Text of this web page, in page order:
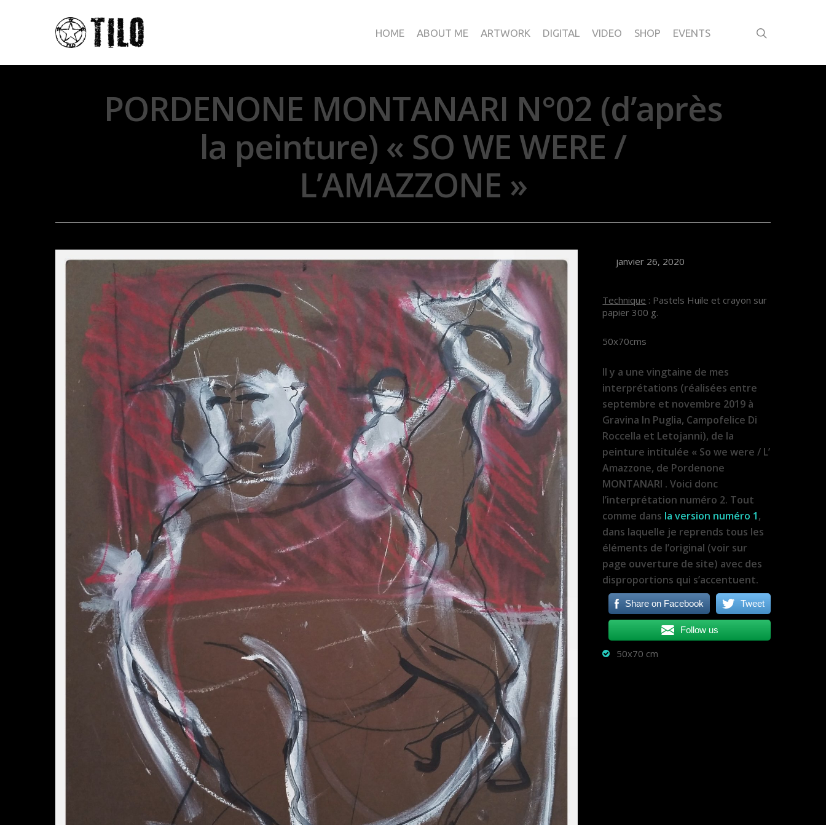
HOME ABOUT ME ARTWORK DIGITAL VIDEO SHOP EVENTS
PORDENONE MONTANARI N°02 (d’après
la peinture) « SO WE WERE /
L’AMAZZONE »
janvier 26, 2020
Technique : Pastels Huile et crayon sur
papier 300 g.
50x70cms
Il y a une vingtaine de mes
interprétations (réalisées entre
septembre et novembre 2019 à
Gravina In Puglia, Campofelice Di
Roccella et Letojanni), de la
peinture intitulée « So we were / L’
Amazzone, de Pordenone
MONTANARI . Voici donc
l’interprétation numéro 2. Tout
comme dans la version numéro 1,
dans laquelle je reprends tous les
éléments de l’original (voir sur
page ouverture de site) avec des
disproportions qui s’accentuent.
Share on Facebook Tweet
Follow us
50x70 cm